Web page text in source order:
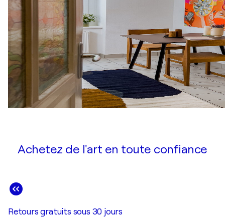
Achetez de l'art en toute confiance
Retours gratuits sous 30 jours